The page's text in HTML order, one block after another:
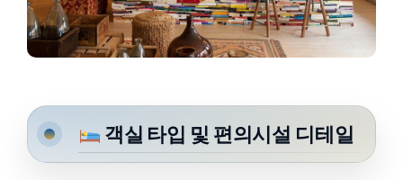
객실 타입 및 편의시설 디테일